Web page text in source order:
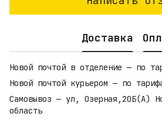
Доставка
Новой почтой в отделение — по
Новой почтой курьером — по
Самовывоз — ул, Озерная,20Б(А)
область